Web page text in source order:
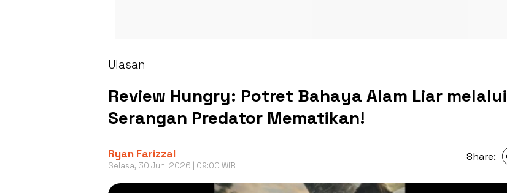
Ulasan
Review Hungry: Potret Bahaya Alam Liar melalui
Serangan Predator Mematikan!
Ryan Farizzal
Selasa, 30 Juni 2026 | 09:00 WIB
Share: